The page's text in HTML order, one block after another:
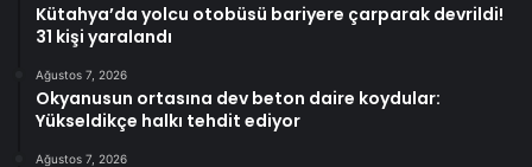
Kütahya’da yolcu otobüsü bariyere çarparak devrildi!
31 kişi yaralandı
Ağustos 7, 2026
Okyanusun ortasına dev beton daire koydular:
Yükseldikçe halkı tehdit ediyor
Ağustos 7, 2026